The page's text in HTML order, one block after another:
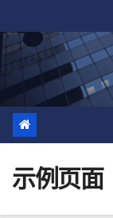
至
示例页面